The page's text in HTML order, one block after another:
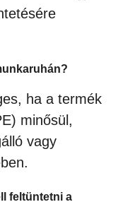
ha a termék
minősül,
vagy
feltüntetni a